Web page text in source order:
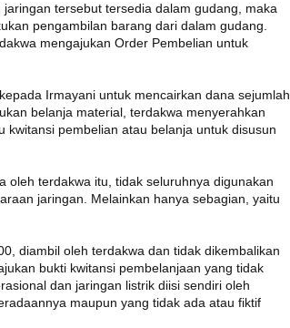
tersebut tersedia dalam gudang, maka
pengambilan barang dari dalam gudang.
mengajukan Order Pembelian untuk
Irmayani untuk mencairkan dana sejumlah
belanja material, terdakwa menyerahkan
pembelian atau belanja untuk disusun
oleh terdakwa itu, tidak seluruhnya digunakan
jaringan. Melainkan hanya sebagian, yaitu
diambil oleh terdakwa dan tidak dikembalikan
bukti kwitansi pembelanjaan yang tidak
dan jaringan listrik diisi sendiri oleh
maupun yang tidak ada atau fiktif